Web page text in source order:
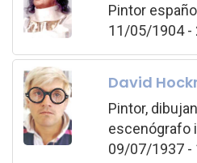
Pintor
11/05/1904 -
David
Pintor,
escenógrafo
09/07/1937 -